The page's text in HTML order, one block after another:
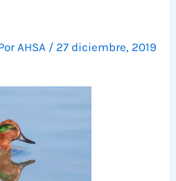
AHSA / 27 diciembre, 2019